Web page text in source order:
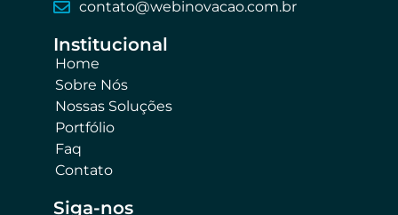
contato@webinovacao.com.br
Institucional​
Home
Sobre Nós
Nossas Soluções
Portfólio
Faq
Contato
Siga-nos